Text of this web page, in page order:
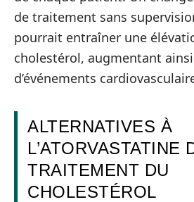
de traitement sans
pourrait entraîner une
cholestérol, augmentant
d’événements
ALTERNATIVES À
L’ATORVASTATINE
TRAITEMENT DU
CHOLESTÉROL